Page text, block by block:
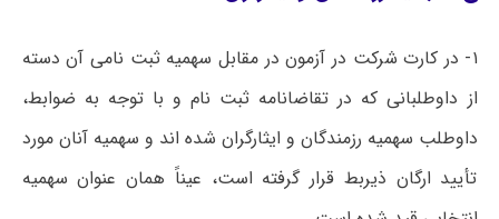
۱- در کارت شرکت در آزمون در مقابل سهمیه ثبت نامی آن دسته
از داوطلبانی که در تقاضانامه ثبت نام و با توجه به ضوابط،
داوطلب سهمیه رزمندگان و ایثارگران شده اند و سهمیه آنان مورد
تأیید ارگان ذیربط قرار گرفته است، عیناً همان عنوان سهمیه